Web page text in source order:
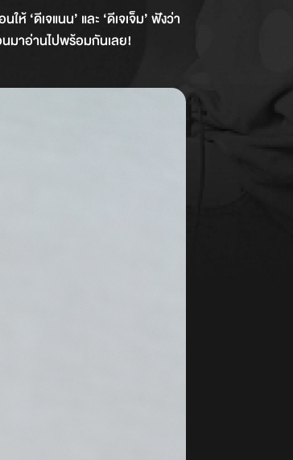
‘ดีเจแนน’ และ ‘ดีเจเจ็ม’ ฟังว่า
นมาอ่านไปพร้อมกันเลย!